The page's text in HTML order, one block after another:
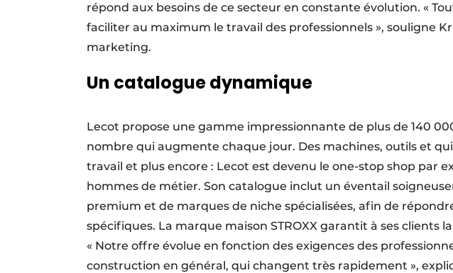
répond aux besoins de ce secteur en constante évolution. «
faciliter au maximum le travail des professionnels », souligne
marketing.
Un catalogue dynamique
Lecot propose une gamme impressionnante de plus de 140
nombre qui augmente chaque jour. Des machines, outils et
travail et plus encore : Lecot est devenu le one-stop shop par
hommes de métier. Son catalogue inclut un éventail
premium et de marques de niche spécialisées, afin de
spécifiques. La marque maison STROXX garantit à ses clients
« Notre offre évolue en fonction des exigences des
construction en général, qui changent très rapidement »,